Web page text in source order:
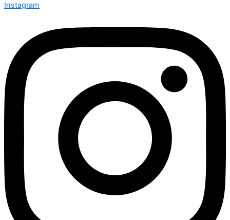
Instagram